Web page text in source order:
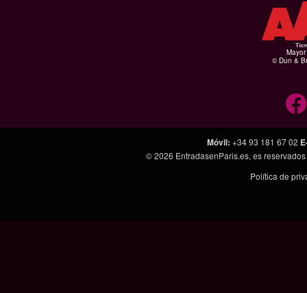
© Dun &
Móvil: +34 93 181 67 02
© 2026 EntradasenParis.es, es
Política de